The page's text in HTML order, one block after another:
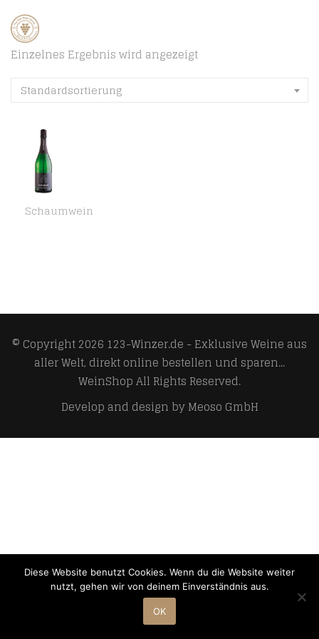
Einzelnes Ergebnis wird angezeigt
Standardsortierung
Schaumwein
© Copyright 2026 123-Winzer.de - Exklusive Weine aus
aller Welt, direkt online bestellen und sparen...
WeinShopAll Rights Reserved.
Develop and design byMeoso GmbH
Diese Website benutzt Cookies. Wenn du die Website weiter
nutzt, gehen wir von deinem Einverständnis aus.
OK